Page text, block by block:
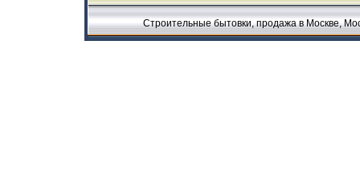
Строительные бытовки, продажа в Москве,